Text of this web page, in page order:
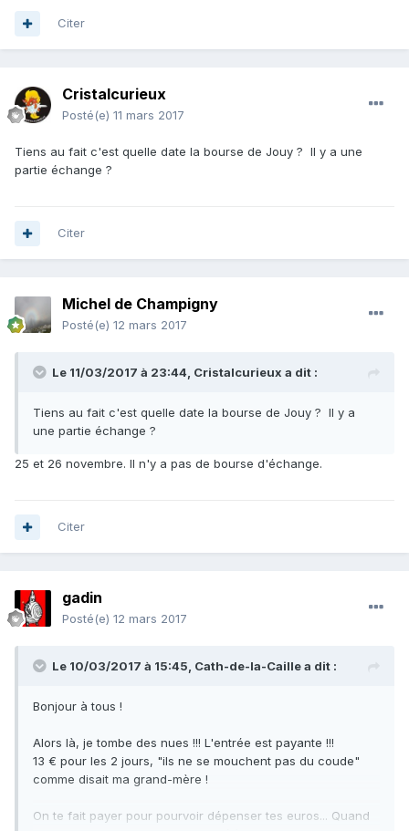
Citer
Cristalcurieux
Posté(e) 11 mars 2017
Tiens au fait c'est quelle date la bourse de Jouy ? Il y a une
partie échange ?
Citer
Michel de Champigny
Posté(e) 12 mars 2017
Le 11/03/2017 à 23:44, Cristalcurieux a dit :
Tiens au fait c'est quelle date la bourse de Jouy ? Il y a
une partie échange ?
25 et 26 novembre. Il n'y a pas de bourse d'échange.
Citer
gadin
Posté(e) 12 mars 2017
Le 10/03/2017 à 15:45, Cath-de-la-Caillea dit :
Bonjour à tous !
Alors là, je tombe des nues !!! L'entrée est payante !!!
13 € pour les 2 jours, "ils ne se mouchent pas du coude"
comme disait ma grand-mère !
On te fait payer pour pourvoir dépenser tes euros... Quand